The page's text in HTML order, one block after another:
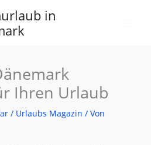
in
Ihren Urlaub
/ Urlaubs Magazin / Von